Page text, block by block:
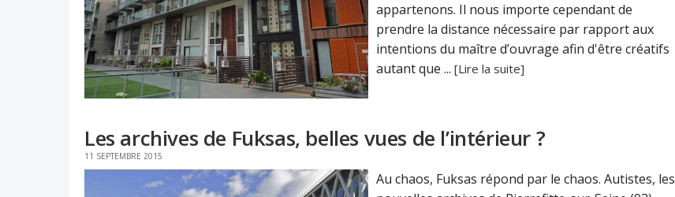
appartenons. Il nous importe cependant de
prendre la distance nécessaire par rapport aux
intentions du maître d’ouvrage afin d'être créatifs
autant que ... [Lire la suite]
Les archives de Fuksas, belles vues de l’intérieur ?
11 SEPTEMBRE 2015
Au chaos, Fuksas répond par le chaos. Autistes, les